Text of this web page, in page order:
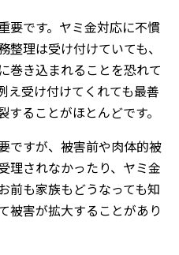
要です。ヤミ金対応に不慣
理は受け付けていても、
巻き込まれることを恐れて
え受け付けてくれても最善
ることがほとんどです。
ですが、被害前や肉体的被
理されなかったり、ヤミ金
前も家族もどうなっても知
被害が拡大することがあり